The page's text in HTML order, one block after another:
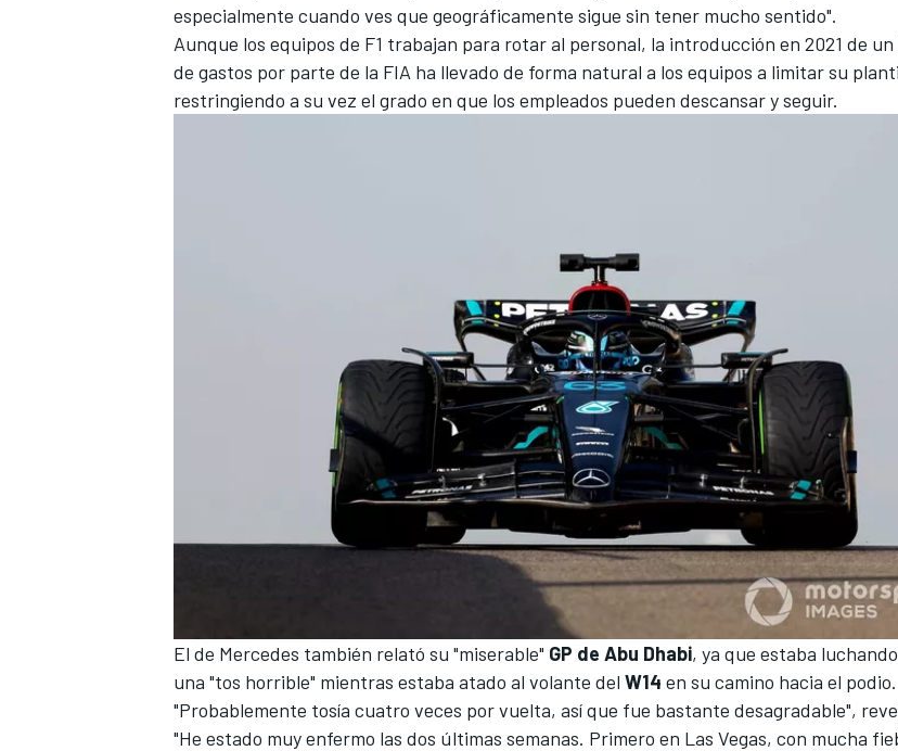
especialmente cuando ves que geográficamente sigue sin tener mucho sentido".
Aunque los equipos de F1 trabajan para rotar al personal, la introducción en 2021 de
de gastos por parte de la FIA ha llevado de forma natural a los equipos a limitar su
restringiendo a su vez el grado en que los empleados pueden descansar y seguir.
El de Mercedes también relató su "miserable" GP de Abu Dhabi, ya que estaba
una "tos horrible" mientras estaba atado al volante del W14 en su camino hacia el podio.
"Probablemente tosía cuatro veces por vuelta, así que fue bastante desagradable",
"He estado muy enfermo las dos últimas semanas. Primero en Las Vegas, con mucha